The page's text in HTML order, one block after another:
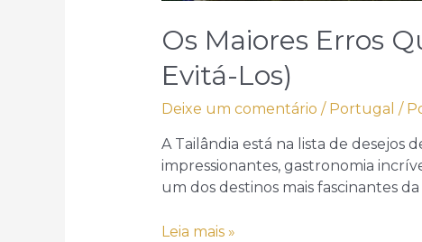
Os Maiores Erros
Evitá-Los)
Deixe um comentário / Portugal /
A Tailândia está na lista de desejos
impressionantes, gastronomia
um dos destinos mais fascinantes
Os
Leia mais »